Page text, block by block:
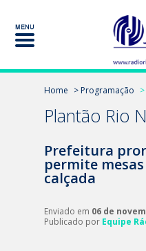
Home > Programação
Plantão Rio
Prefeitura
permite
calçada
Enviado em 06 de
Publicado por Equipe